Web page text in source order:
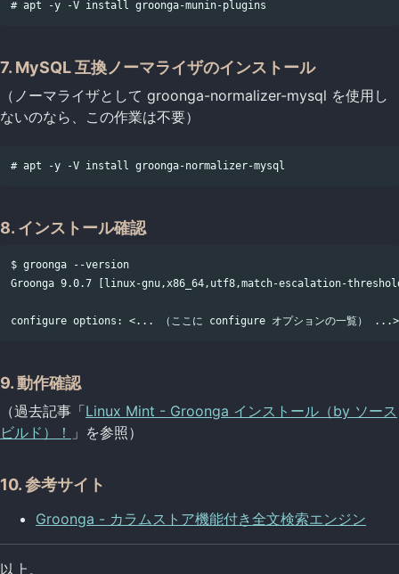
7. MySQL 互換ノーマライザのインストール
（ノーマライザとして groonga-normalizer-mysql を使用し
ないのなら、この作業は不要）
8. インストール確認
$ groonga --version
Groonga 9.0.7 [linux-gnu,x86_64,utf8,match-escalation-
9. 動作確認
（過去記事「Linux Mint - Groonga インストール（by ソース
ビルド）！
」を参照）
10. 参考サイト
Groonga - カラムストア機能付き全文検索エンジン
以上。